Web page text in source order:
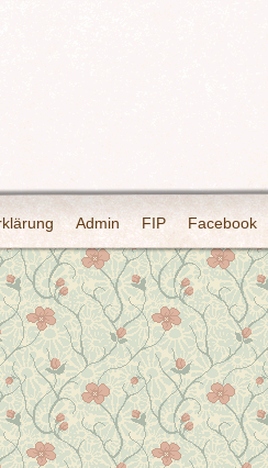
Admin FIP Facebook